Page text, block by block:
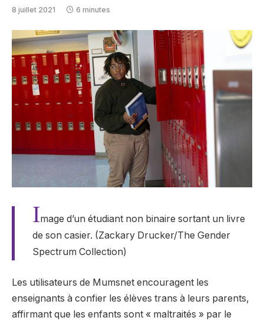
8 juillet 2021 6 minutes
Image d’un étudiant non binaire sortant un livre
de son casier. (Zackary Drucker/The Gender
Spectrum Collection)
Les utilisateurs de Mumsnet encouragent les
enseignants à confier les élèves trans à leurs parents,
affirmant que les enfants sont « maltraités » par le